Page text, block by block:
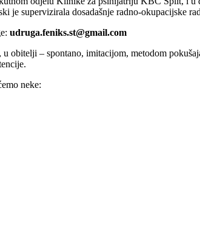
supervizirala dosadašnje radno-okupacijske
udruga.feniks.st@gmail.com
obitelji – spontano, imitacijom, metodom
neke: